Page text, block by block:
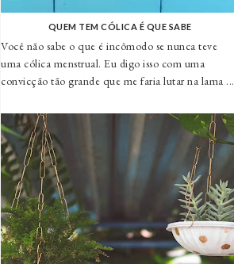
QUEM TEM CÓLICA É QUE SABE
Você não sabe o que é incômodo se nunca teve
uma cólica menstrual. Eu digo isso com uma
convicção tão grande que me faria lutar na lama ...